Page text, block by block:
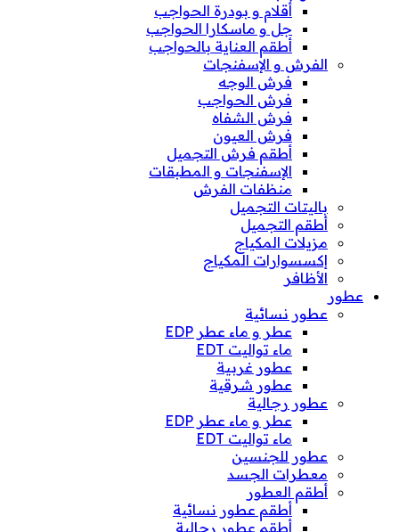
أقلام و بودرة الحواجب
جل و ماسكارا الحواجب
أطقم العناية بالحواجب
الفرش و الإسفنجات
فرش الوجه
فرش الحواجب
فرش الشفاه
فرش العيون
أطقم فرش التجميل
الإسفنجات و المطبقات
منظفات الفرش
باليتات التجميل
أطقم التجميل
مزيلات المكياج
إكسسوارات المكياج
الأظافر
عطور
عطور نسائية
عطر و ماء عطر EDP
ماء تواليت EDT
عطور غربية
عطور شرقية
عطور رجالية
عطر و ماء عطر EDP
ماء تواليت EDT
عطور للجنسين
معطرات الجسد
أطقم العطور
أطقم عطور نسائية
أطقم عطور رجالية